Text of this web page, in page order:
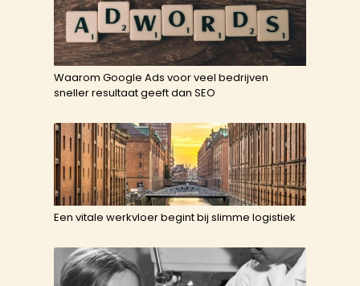
Waarom Google Ads voor veel bedrijven
sneller resultaat geeft dan SEO
Een vitale werkvloer begint bij slimme logistiek